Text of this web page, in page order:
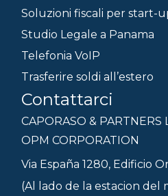
Soluzioni fiscali per start-
Studio Legale a Panama
Telefonia VoIP
Trasferire soldi all’estero
Contattarci
CAPORASO & PARTNERS
OPM CORPORATION
Via España 1280, Edificio
(Al lado de la estacion del